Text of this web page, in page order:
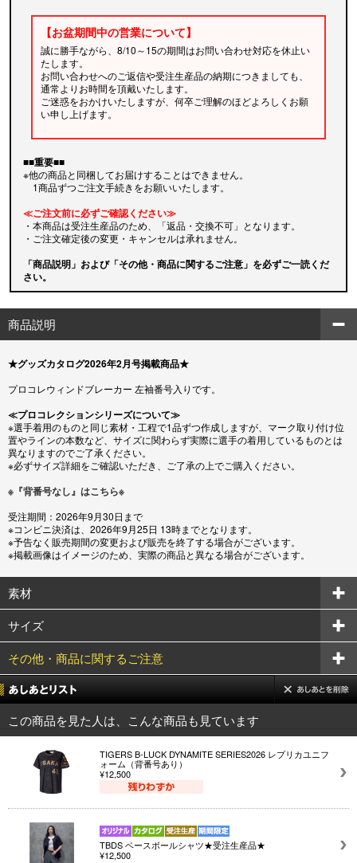
【お盆期間中の営業について】
誠に勝手ながら、8/10～15の期間はお問い合わせ対応を休止い
たします。
お問い合わせへのご返信や受注生産品の納期につきましても、
通常よりお時間を頂戴いたします。
ご迷惑をおかけいたしますが、何卒ご理解のほどよろしくお願
い申し上げます。
■■重要■■
※他の商品と同梱してお届けすることはできません。
1商品ずつご注文手続きをお願いいたします。
≪ご注文前に必ずご確認ください≫
・本商品は受注生産品のため、「返品・交換不可」となります。
・ご注文確定後の変更・キャンセルは承れません。
「商品説明」および「その他・商品に関するご注意」を必ずご一読くだ
さい。
商品説明
★グッズカタログ2026年2月号掲載商品★
プロコレウィンドブレーカー 左袖番号入りです。
≪プロコレクションシリーズについて≫
※選手着用のものと同じ素材・工程で1品ずつ作成しますが、マーク取り付け位
置やラインの本数など、サイズに関わらず実際に選手の着用しているものとは
異なりますのでご了承ください。
※必ずサイズ詳細をご確認いただき、ご了承の上でご購入ください。
※『背番号なし』はこちら※
受注期間：2026年9月30日まで
※コンビニ決済は、2026年9月25日 13時までとなります。
※予告なく販売期間の変更および販売を終了する場合がございます。
※掲載画像はイメージのため、実際の商品と異なる場合がございます。
素材
サイズ
その他・商品に関するご注意
この商品を見た人は、こんな商品も見ています
TIGERS B-LUCK DYNAMITE SERIES2026 レプリカユニフ
ォーム（背番号あり）
¥12,500
TBDS ベースボールシャツ★受注生産品★
¥12,500